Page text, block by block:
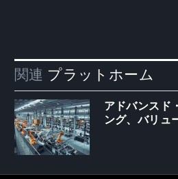
関連 プラットホーム
アドバンスド
ング、バリュ